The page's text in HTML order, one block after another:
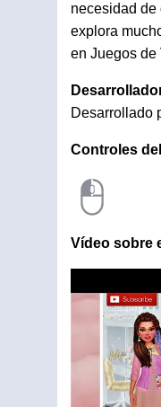
necesidad de
explora
en Juegos de
Desarrollado
Controles
Vídeo sobre